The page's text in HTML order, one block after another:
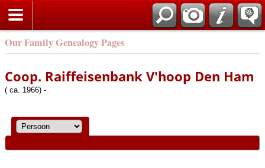
Our Family Genealogy Pages
Coop. Raiffeisenbank V'hoop Den Ham
( ca. 1966) -